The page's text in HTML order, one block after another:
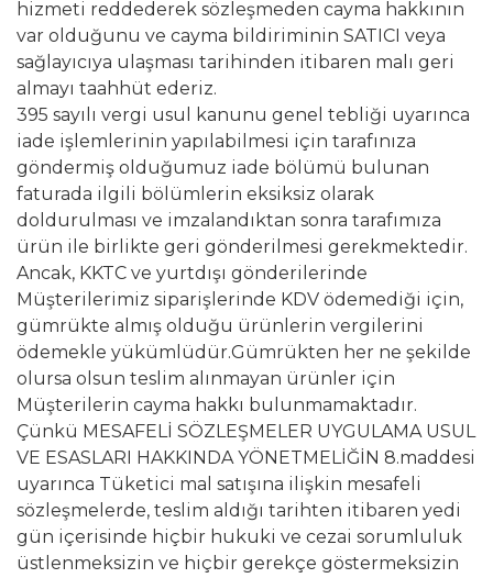
hizmeti reddederek sözleşmeden cayma hakkının
var olduğunu ve cayma bildiriminin SATICI veya
sağlayıcıya ulaşması tarihinden itibaren malı geri
almayı taahhüt ederiz.
395 sayılı vergi usul kanunu genel tebliği uyarınca
iade işlemlerinin yapılabilmesi için tarafınıza
göndermiş olduğumuz iade bölümü bulunan
faturada ilgili bölümlerin eksiksiz olarak
doldurulması ve imzalandıktan sonra tarafımıza
ürün ile birlikte geri gönderilmesi gerekmektedir.
Ancak, KKTC ve yurtdışı gönderilerinde
Müşterilerimiz siparişlerinde KDV ödemediği için,
gümrükte almış olduğu ürünlerin vergilerini
ödemekle yükümlüdür.Gümrükten her ne şekilde
olursa olsun teslim alınmayan ürünler için
Müşterilerin cayma hakkı bulunmamaktadır.
Çünkü MESAFELİ SÖZLEŞMELER UYGULAMA USUL
VE ESASLARI HAKKINDA YÖNETMELİĞİN 8.maddesi
uyarınca Tüketici mal satışına ilişkin mesafeli
sözleşmelerde, teslim aldığı tarihten itibaren yedi
gün içerisinde hiçbir hukuki ve cezai sorumluluk
üstlenmeksizin ve hiçbir gerekçe göstermeksizin